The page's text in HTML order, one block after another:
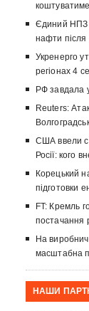
Єдиний НПЗ
нафти після
Укренерго
регіонах 4
РФ завдала
Reuters:
США ввели
Росії: кого
Корецький
підготовки
FT: Кремль
постачання
На
масштабна
НАШИ